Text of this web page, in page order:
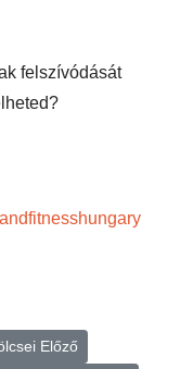
felszívódását
Előző